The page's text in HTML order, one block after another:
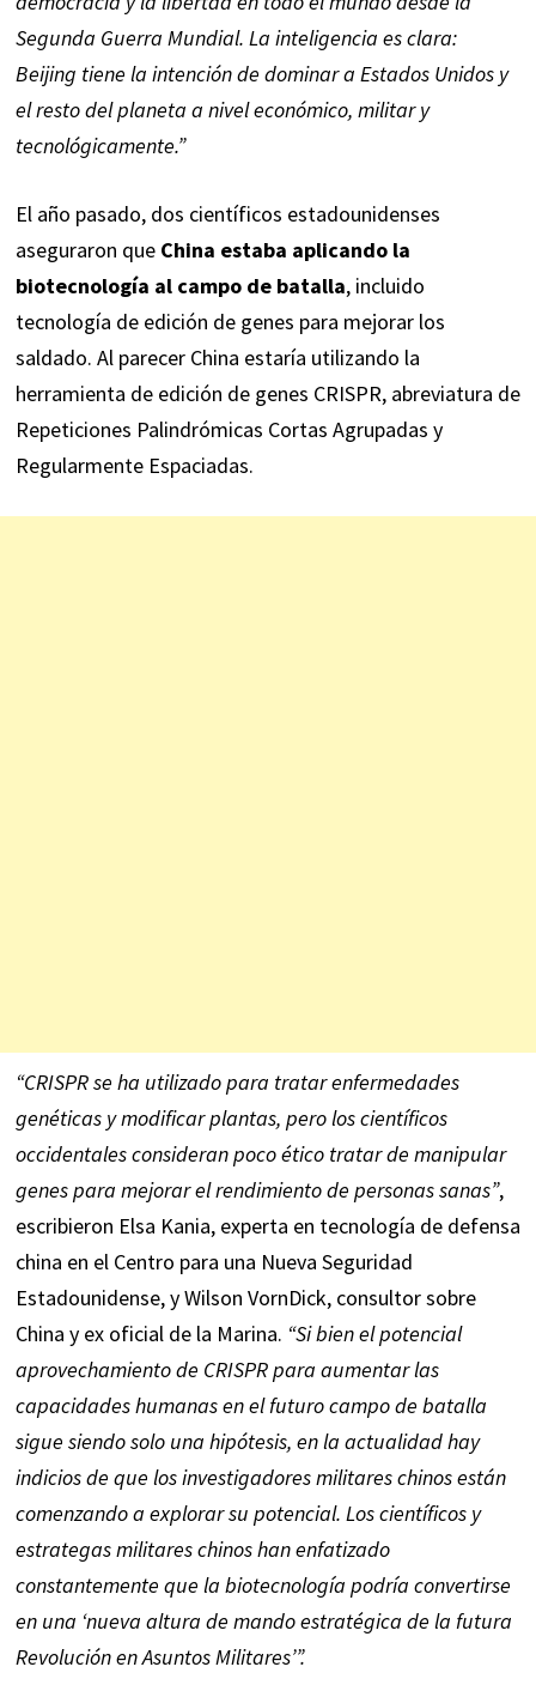
Segunda Guerra Mundial. La inteligencia es clara:
Beijing tiene la intención de dominar a Estados Unidos y
el resto del planeta a nivel económico, militar y
tecnológicamente.”
El año pasado, dos científicos estadounidenses
aseguraron que China estaba aplicando la
biotecnología al campo de batalla, incluido
tecnología de edición de genes para mejorar los
saldado. Al parecer China estaría utilizando la
herramienta de edición de genes CRISPR, abreviatura de
Repeticiones Palindrómicas Cortas Agrupadas y
Regularmente Espaciadas.
“CRISPR se ha utilizado para tratar enfermedades
genéticas y modificar plantas, pero los científicos
occidentales consideran poco ético tratar de manipular
genes para mejorar el rendimiento de personas sanas”,
escribieron Elsa Kania, experta en tecnología de defensa
china en el Centro para una Nueva Seguridad
Estadounidense, y Wilson VornDick, consultor sobre
China y ex oficial de la Marina. “Si bien el potencial
aprovechamiento de CRISPR para aumentar las
capacidades humanas en el futuro campo de batalla
sigue siendo solo una hipótesis, en la actualidad hay
indicios de que los investigadores militares chinos están
comenzando a explorar su potencial. Los científicos y
estrategas militares chinos han enfatizado
constantemente que la biotecnología podría convertirse
en una ‘nueva altura de mando estratégica de la futura
Revolución en Asuntos Militares’”.